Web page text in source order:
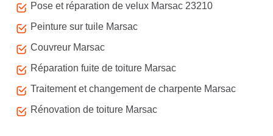
Pose et réparation de velux Marsac 23210
Peinture sur tuile Marsac
Couvreur Marsac
Réparation fuite de toiture Marsac
Traitement et changement de charpente Marsac
Rénovation de toiture Marsac